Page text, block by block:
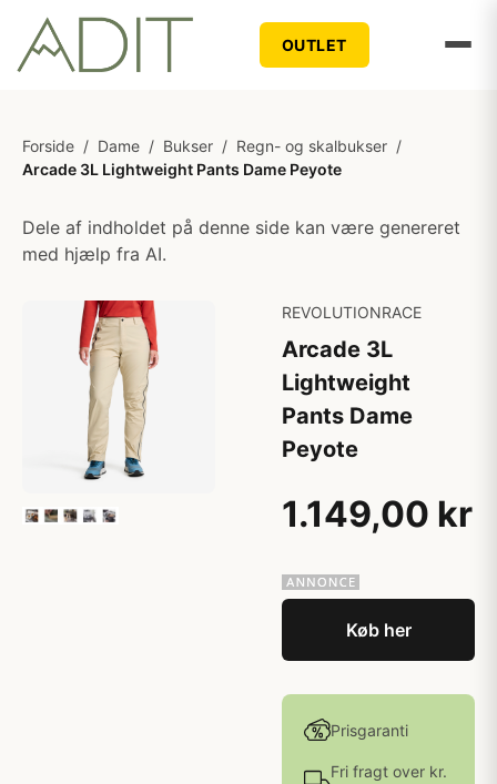
OUTLET
Forside / Dame / Bukser / Regn- og skalbukser /
Arcade 3L Lightweight Pants Dame Peyote
Dele af indholdet på denne side kan være genereret
med hjælp fra AI.
REVOLUTIONRACE
Arcade 3L
Lightweight
Pants Dame
Peyote
1.149,00 kr
Køb her
Prisgaranti
Fri fragt over kr.